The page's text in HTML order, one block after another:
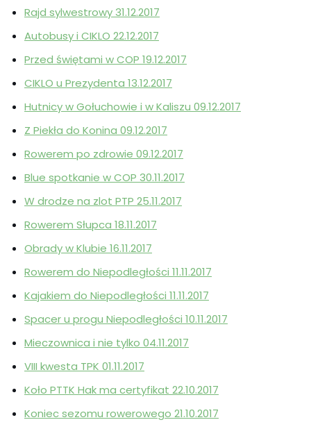
Rajd sylwestrowy 31.12.2017
Autobusy i CIKLO 22.12.2017
Przed świętami w COP 19.12.2017
CIKLO u Prezydenta 13.12.2017
Hutnicy w Gołuchowie i w Kaliszu 09.12.2017
Z Piekła do Konina 09.12.2017
Rowerem po zdrowie 09.12.2017
Blue spotkanie w COP 30.11.2017
W drodze na zlot PTP 25.11.2017
Rowerem Słupca 18.11.2017
Obrady w Klubie 16.11.2017
Rowerem do Niepodległości 11.11.2017
Kajakiem do Niepodległości 11.11.2017
Spacer u progu Niepodległości 10.11.2017
Mieczownica i nie tylko 04.11.2017
VIII kwesta TPK 01.11.2017
Koło PTTK Hak ma certyfikat 22.10.2017
Koniec sezomu rowerowego 21.10.2017